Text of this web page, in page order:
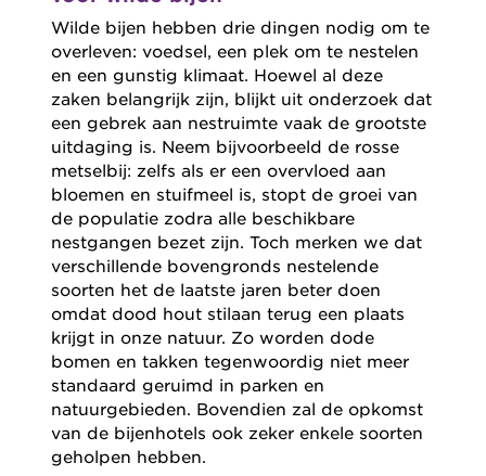
Wilde bijen hebben drie dingen nodig om te
overleven: voedsel, een plek om te nestelen
en een gunstig klimaat. Hoewel al deze
zaken belangrijk zijn, blijkt uit onderzoek dat
een gebrek aan nestruimte vaak de grootste
uitdaging is. Neem bijvoorbeeld de rosse
metselbij: zelfs als er een overvloed aan
bloemen en stuifmeel is, stopt de groei van
de populatie zodra alle beschikbare
nestgangen bezet zijn. Toch merken we dat
verschillende bovengronds nestelende
soorten het de laatste jaren beter doen
omdat dood hout stilaan terug een plaats
krijgt in onze natuur. Zo worden dode
bomen en takken tegenwoordig niet meer
standaard geruimd in parken en
natuurgebieden. Bovendien zal de opkomst
van de bijenhotels ook zeker enkele soorten
geholpen hebben.